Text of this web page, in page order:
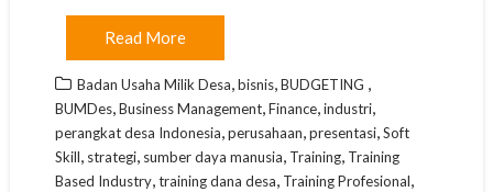
Read More
Badan Usaha Milik Desa,bisnis,BUDGETING ,
BUMDes,Business Management,Finance,industri,
perangkat desa Indonesia,perusahaan,presentasi,Soft
Skill, strategi, sumber daya manusia, Training, Training
Based Industry,training dana desa, Training Profesional,